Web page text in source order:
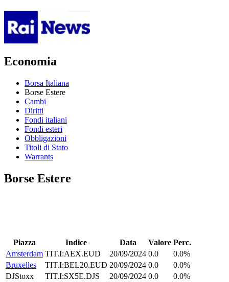
Economia
Borsa Italiana
Borse Estere
Cambi
Diritti
Fondi italiani
Fondi esteri
Obbligazioni
Titoli di Stato
Warrants
Borse Estere
Piazza Indice Data Valore Perc.
Amsterdam TIT.I:AEX.EUD 20/09/2024 0.0
0.0%
Bruxelles
TIT.I:BEL20.EUD 20/09/2024 0.0
0.0%
DJStoxx
TIT.I:SX5E.DJS 20/09/2024 0.0
0.0%